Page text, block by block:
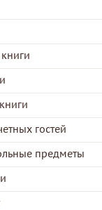
гостей
предметы